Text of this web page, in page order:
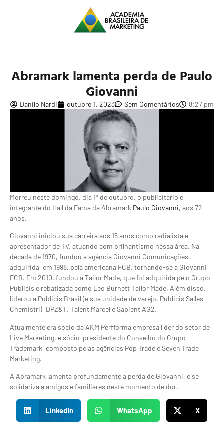
Abramark lamenta perda de Paulo
Giovanni
Danilo Nardi outubro 1, 2023 Sem Comentários 8:27 pm
Morreu neste domingo, dia 1º de outubro, o publicitário e
integrante do Hall da Fama da Abramark Paulo Giovanni, aos 72
anos.
Giovanni iniciou sua carreira aos 15 anos como radialista e
apresentador de TV, atuando com brilhantismo nessa área. Na
década de 1970, fundou a agência Giovanni Comunicações,
adquirida, em 1998, pela americana FCB, tornando-se a Giovanni
FCB. Em 2010, fundou a Tailor Made, que foi adquirida pelo Grupo
Publicis e rebatizada como Leo Burnett Tailor Made. Além disso,
liderou a Publicis Brasil (e sua unidade de varejo, Publicis Salles
Chemistri), DPZ&T, Talent Marcel e Sapient AG2.
Atualmente era sócio da AKM Perfforma empresa líder do setor de
Live Marketing, e sócio-presidente do Conselho do Grupo
Trademark, composto pelas agências Pop Trade e Seven Trade
Marketing.
A Abramark lamenta profundamente a perda de Giovanni, e se
solidariza a amigos e familiares neste momento de dor.
LinkedIn WhatsApp X